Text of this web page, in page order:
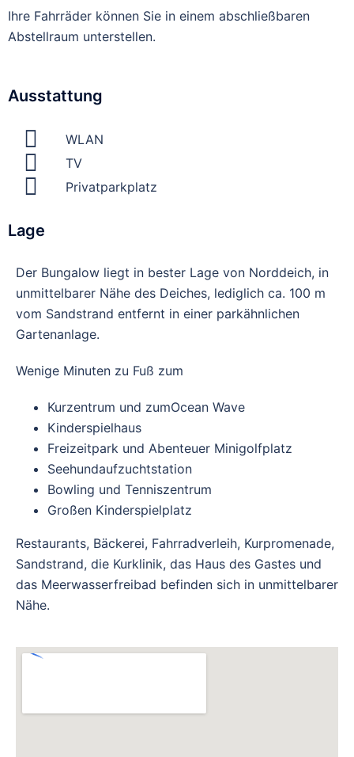
Ihre Fahrräder können Sie in einem abschließbaren
Abstellraum unterstellen.
Ausstattung
WLAN
TV
Privatparkplatz
Lage
Der Bungalow liegt in bester Lage von Norddeich, in
unmittelbarer Nähe des Deiches, lediglich ca. 100 m
vom Sandstrand entfernt in einer parkähnlichen
Gartenanlage.
Wenige Minuten zu Fuß zum
Kurzentrum und zumOcean Wave
Kinderspielhaus
Freizeitpark und Abenteuer Minigolfplatz
Seehundaufzuchtstation
Bowling und Tenniszentrum
Großen Kinderspielplatz
Restaurants, Bäckerei, Fahrradverleih, Kurpromenade,
Sandstrand, die Kurklinik, das Haus des Gastes und
das Meerwasserfreibad befinden sich in unmittelbarer
Nähe.